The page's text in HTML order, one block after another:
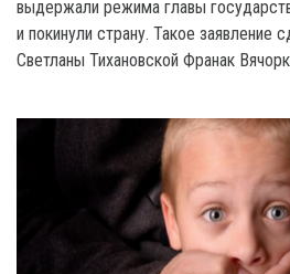
выдержали режима главы
и покинули страну. Такое заявление
Светланы Тихановской Франак